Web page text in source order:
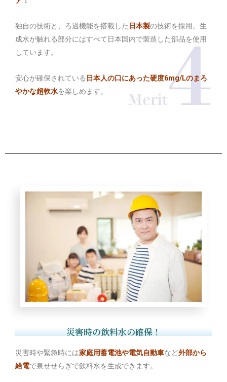
独自の技術と、ろ過機能を搭載した 日本製の技術を採用。生
成水が触れる部分にはすべて日本国内で製造した部品を使用
しています。
安心が確保されている 日本人の口にあった硬度6mg/Lのまろ
やかな超軟水を楽しめます。
災害時の飲料水の確保！
災害時や緊急時には家庭用蓄電池や電気自動車など外部から
給電で泉せせらぎで飲料水を生成できます。